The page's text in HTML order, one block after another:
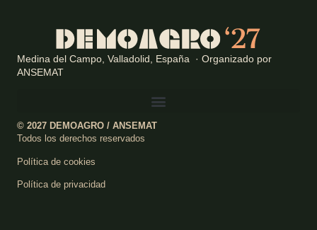
Medina del Campo, Valladolid, España · Organizado por
ANSEMAT
© 2027 DEMOAGRO / ANSEMAT
Todos los derechos reservados
Política de cookies
Política de privacidad